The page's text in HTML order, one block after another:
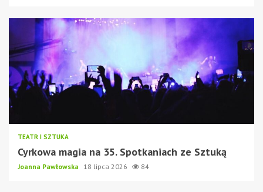
TEATR I SZTUKA
Cyrkowa magia na 35. Spotkaniach ze Sztuką
Joanna Pawłowska 18 lipca 2026 84